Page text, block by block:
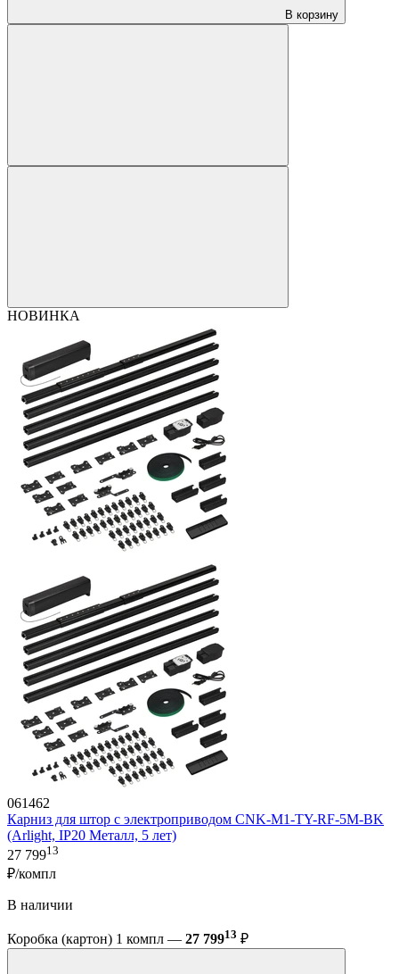
В корзину
НОВИНКА
061462
Карниз для штор с электроприводом CNK-M1-TY-RF-5M-BK
(Arlight, IP20 Металл, 5 лет)
27 79913
₽/компл
В наличии
Коробка (картон) 1 компл — 27 79913 ₽